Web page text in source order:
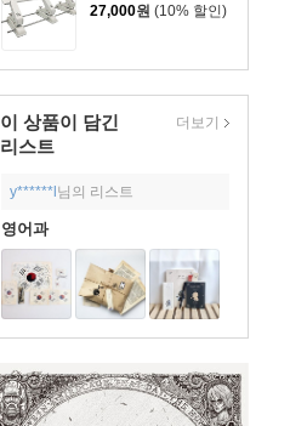
27,000원 (10% 할인)
이 상품이 담긴
리스트
더보기
y******l 님의 리스트
영어과